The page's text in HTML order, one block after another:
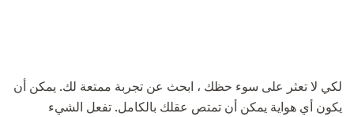
لكي لا تعثر على سوء حظك ، ابحث عن تجربة ممتعة لك. يمكن أن
يكون أي هواية يمكن أن تمتص عقلك بالكامل. تفعل الشيء